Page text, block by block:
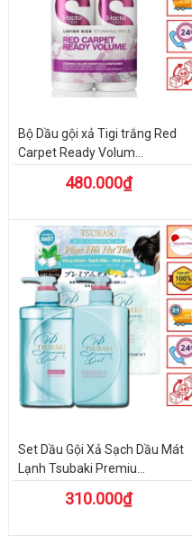
Bộ Dầu gội xả Tigi trắng Red
Carpet Ready Volum...
480.000₫
Set Dầu Gội Xả Sạch Dầu Mát
Lạnh Tsubaki Premiu...
310.000₫